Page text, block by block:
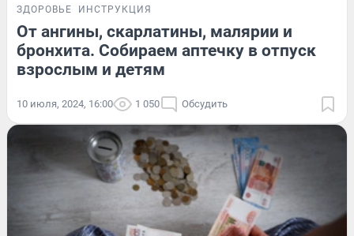
ЗДОРОВЬЕ ИНСТРУКЦИЯ
От ангины, скарлатины, малярии и
бронхита. Собираем аптечку в отпуск
взрослым и детям
10 июля, 2024, 16:00 1 050 Обсудить